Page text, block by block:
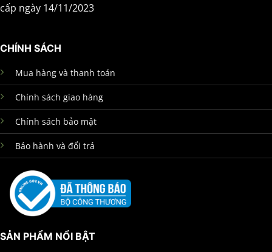
cấp ngày 14/11/2023
CHÍNH SÁCH
Mua hàng và thanh toán
Chính sách giao hàng
Chính sách bảo mật
Bảo hành và đổi trả
SẢN PHẨM NỔI BẬT